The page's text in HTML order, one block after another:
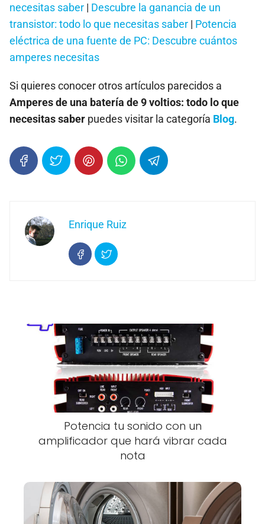
necesitas saber | Descubre la ganancia de un
transistor: todo lo que necesitas saber | Potencia
eléctrica de una fuente de PC: Descubre cuántos
amperes necesitas
Si quieres conocer otros artículos parecidos a
Amperes de una batería de 9 voltios: todo lo que
necesitas saber puedes visitar la categoría Blog.
Enrique Ruiz
Potencia tu sonido con un
amplificador que hará vibrar cada
nota